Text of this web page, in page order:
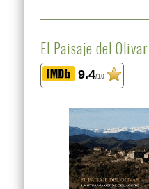
El Paisaje del Olivar
9.4/10